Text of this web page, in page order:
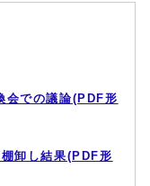
での議論(PDF形
卸し結果(PDF形